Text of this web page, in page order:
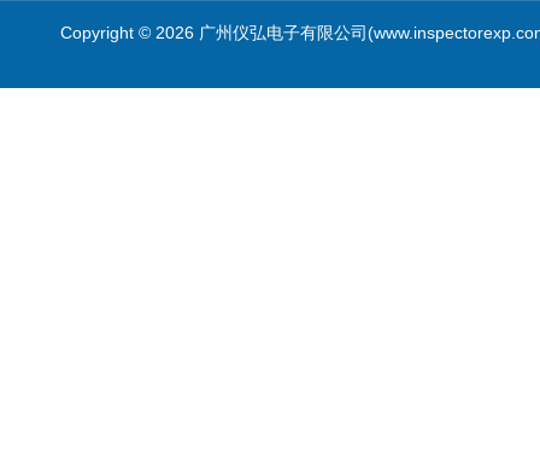
Copyright © 2026 广州仪弘电子有限公司